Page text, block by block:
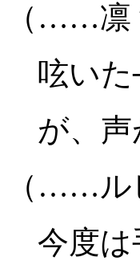
（……凛
呟いた
が、声
（……ル
今度は